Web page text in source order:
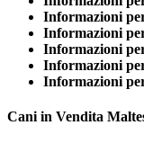
Informazioni
Informazioni
Informazioni
Informazioni
Informazioni
Cani in Vendita